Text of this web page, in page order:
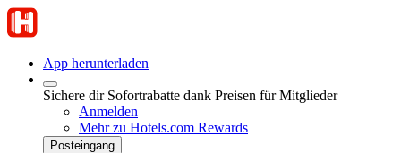
App herunterladen
Sichere dir Sofortrabatte dank Preisen für Mitglieder
Anmelden
Mehr zu Hotels.com Rewards
Posteingang